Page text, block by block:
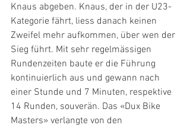
Knaus abgeben. Knaus, der in der U23-
Kategorie fährt, liess danach keinen
Zweifel mehr aufkommen, über wen der
Sieg führt. Mit sehr regelmässigen
Rundenzeiten baute er die Führung
kontinuierlich aus und gewann nach
einer Stunde und 7 Minuten, respektive
14 Runden, souverän. Das «Dux Bike
Masters» verlangte von den